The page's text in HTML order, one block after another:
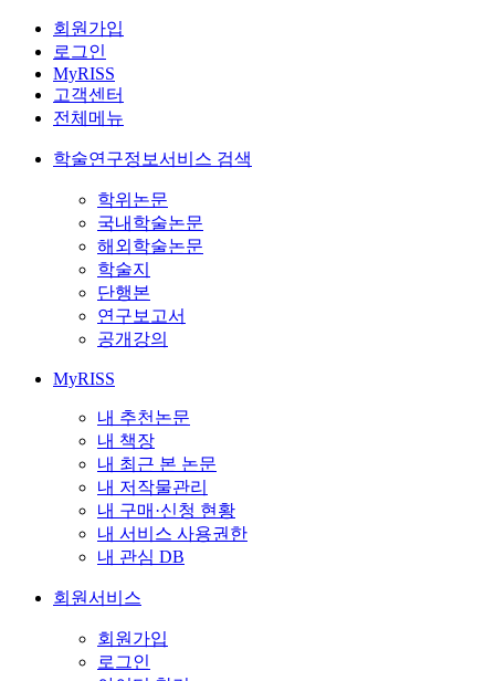
회원가입
로그인
MyRISS
고객센터
전체메뉴
학술연구정보서비스 검색
학위논문
국내학술논문
해외학술논문
학술지
단행본
연구보고서
공개강의
MyRISS
내 추천논문
내 책장
내 최근 본 논문
내 저작물관리
내 구매·신청 현황
내 서비스 사용권한
내 관심 DB
회원서비스
회원가입
로그인